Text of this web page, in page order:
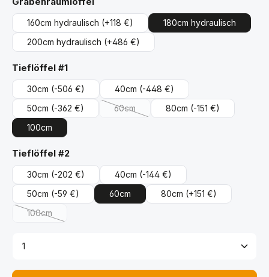
160cm hydraulisch (+118 €)
180cm hydraulisch
200cm hydraulisch (+486 €)
Tieflöffel #1auswählen
30cm (-506 €) 40cm (-448 €)
50cm (-362 €) 60cm
(Diese Option ist zurzeit nicht
80cm (-151 €)
100cm
Tieflöffel #2auswählen
30cm (-202 €) 40cm (-144 €)
50cm (-59 €) 60cm 80cm (+151 €)
100cm
(Diese Option ist zurzeit nicht verfügbar.)
Produkt Anzahl: Gib den gewünschten Wert ein